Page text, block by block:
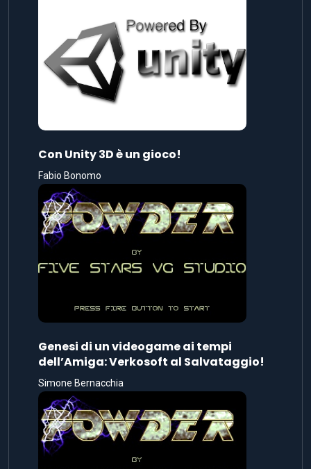
Con Unity 3D è un gioco!
Fabio Bonomo
Genesi di un videogame ai tempi
dell’Amiga: Verkosoft al Salvataggio!
Simone Bernacchia